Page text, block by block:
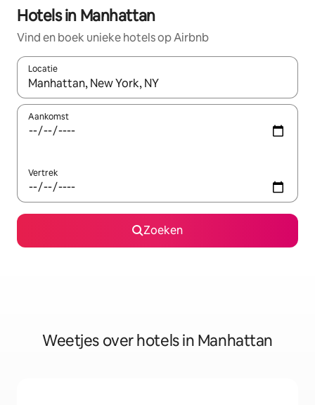
Hotels in Manhattan
Vind en boek unieke hotels op Airbnb
Locatie
Wanneer er resultaten beschikbaar zijn, maak je een keuze
Aankomst
Vertrek
Zoeken
Weetjes over hotels in Manhattan